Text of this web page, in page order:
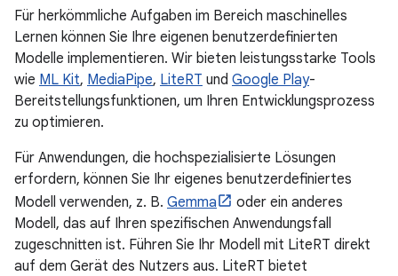
Für herkömmliche Aufgaben im Bereich maschinelles
Lernen können Sie Ihre eigenen benutzerdefinierten
Modelle implementieren. Wir bieten leistungsstarke Tools
wie ML Kit, MediaPipe, LiteRT und Google Play-
Bereitstellungsfunktionen, um Ihren Entwicklungsprozess
zu optimieren.
Für Anwendungen, die hochspezialisierte Lösungen
erfordern, können Sie Ihr eigenes benutzerdefiniertes
Modell verwenden, z. B. Gemma
oder ein anderes
Modell, das auf Ihren spezifischen Anwendungsfall
zugeschnitten ist. Führen Sie Ihr Modell mit LiteRT direkt
auf dem Gerät des Nutzers aus. LiteRT bietet